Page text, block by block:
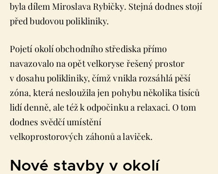
byla dílem Miroslava Rybičky. Stejná dodnes stojí
před budovou polikliniky.
Pojetí okolí obchodního střediska přímo
navazovalo na opět velkoryse řešený prostor
v dosahu polikliniky, čímž vnikla rozsáhlá pěší
zóna, která nesloužila jen pohybu několika tisíců
lidí denně, ale též k odpočinku a relaxaci. O tom
dodnes svědčí umístění
velkoprostorových záhonů a laviček.
Nové stavby v okolí